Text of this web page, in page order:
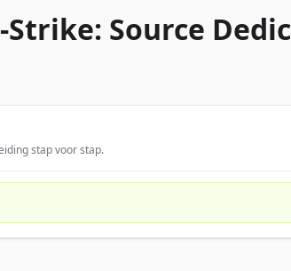
Source
stap voor stap.